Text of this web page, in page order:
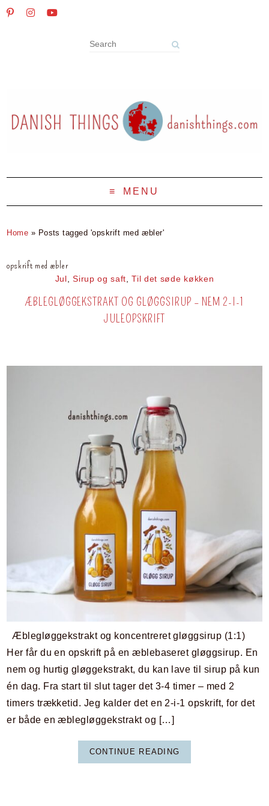
MENU
Home » Posts tagged 'opskrift med æbler'
opskrift med æbler
Jul ,Sirup og saft,Til det søde køkken
ÆBLEGLØGGEKSTRAKT OG GLØGGSIRUP – NEM 2-I-1
JULEOPSKRIFT
Æblegløggekstrakt og koncentreret gløggsirup (1:1)
Her får du en opskrift på en æblebaseret gløggsirup. En
nem og hurtig gløggekstrakt, du kan lave til sirup på kun
én dag. Fra start til slut tager det 3-4 timer – med 2
timers trækketid. Jeg kalder det en 2-i-1 opskrift, for det
er både en æblegløggekstrakt og […]
CONTINUE READING